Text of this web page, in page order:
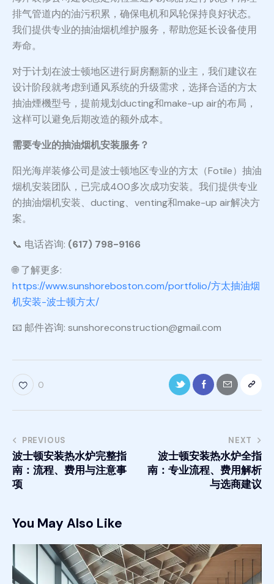
排气管道内的油污积累，确保电机和风轮保持良好状态。
我们提供专业的抽油烟机维护服务，帮助您延长设备使用
寿命。
对于计划在波士顿地区进行厨房翻新的业主，我们建议在
设计阶段就考虑到通风系统的升级需求，选择合适的方太
抽油煙機型号，提前规划ducting和make-up air的布局，
这样可以避免后期改造的额外成本。
需要专业的抽油烟机安装服务？
阳光海岸装修公司是波士顿地区专业的方太（Fotile）抽油
烟机安装团队，已完成400多次成功安装。我们提供专业
的抽油烟机安装、ducting、venting和make-up air解决方
案。
📞 电话咨询: (617) 798-9166
🌐 了解更多:
https://www.sunshoreboston.com/portfolio/方太抽油烟
机安装-波士顿方太/
📧 邮件咨询: sunshoreconstruction@gmail.com
0
PREVIOUS
波士顿安装热水炉完整指
南：流程、费用与注意事
项
NEXT
波士顿安装热水炉全指
南：专业流程、费用解析
与选商建议
You May Also Like